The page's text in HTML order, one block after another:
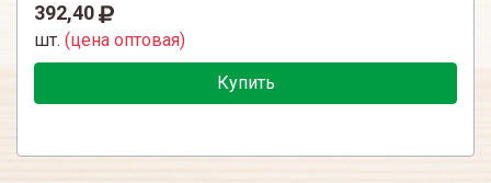
392,40
шт. (цена оптовая)
Купить